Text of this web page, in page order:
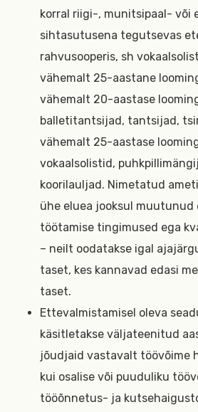
korral riigi-, munitsipaal- või
sihtasutusena tegutsevas
rahvusooperis, sh
vähemalt 25-aastane
vähemalt 20-aastase
balletitantsijad, tantsijad,
vähemalt 25-aastase
vokaalsolistid,
koorilauljad. Nimetatud
ühe eluea jooksul muutunud
töötamise tingimused ega
– neilt oodatakse igal
taset, kes kannavad edasi
taset.
Ettevalmistamisel oleva
käsitletakse väljateenitud
jõudjaid vastavalt töövõime
kui osalise või puuduliku
tööõnnetus- ja